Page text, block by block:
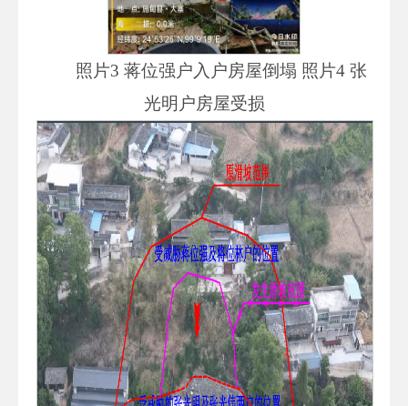
照片3 蒋位强户入户房屋倒塌 照片4 张
光明户房屋受损